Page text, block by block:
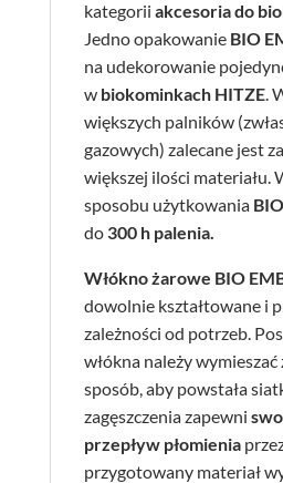
kategorii akcesoria do
Jedno opakowanie BIO
na udekorowanie
w biokominkach HITZE.
większych palników
gazowych) zalecane jest
większej ilości materiału.
sposobu użytkowania
do 300 h palenia.
Włókno żarowe BIO
dowolnie kształtowane i
zależności od potrzeb.
włókna należy wymieszać
sposób, aby powstała
zagęszczenia zapewni
przepływ płomienia
przygotowany materiał